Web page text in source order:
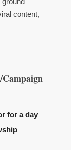
ground
content,
Campaign
for a day